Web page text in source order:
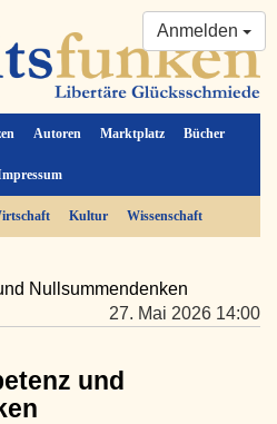
Autoren Marktplatz Bücher
Anmelden
Kultur Wissenschaft
Nullsummendenken
27. Mai 2026 14:00
und